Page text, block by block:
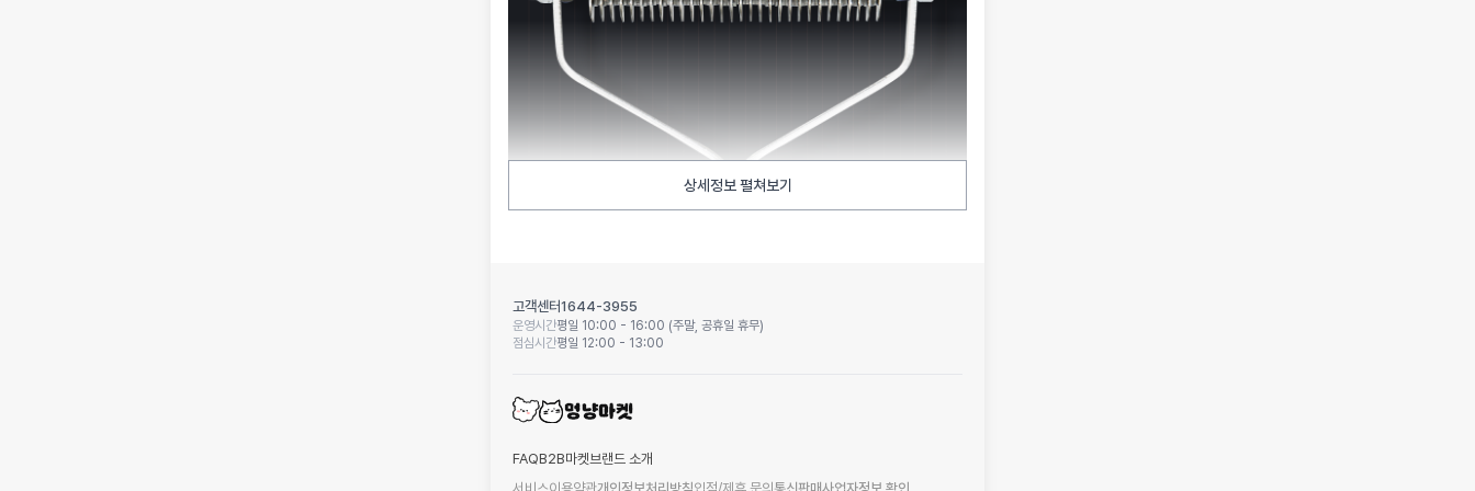
상세정보 펼쳐보기
고객센터1644-3955
운영시간평일 10:00 - 16:00 (주말, 공휴일 휴무)
점심시간평일 12:00 - 13:00
FAQB2B마켓 브랜드 소개
서비스이용약관개인정보처리방침입점/제휴 문의통신판매사업자정보 확인